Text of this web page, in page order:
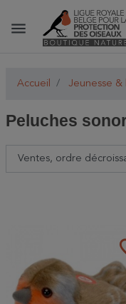
menu
Accueil Jeunesse &
Peluches